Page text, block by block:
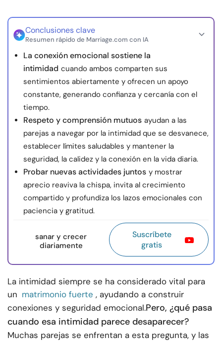
Conclusiones clave
Resumen rápido de Marriage.com con IA
La conexión emocional sostiene la
intimidad cuando ambos comparten sus
sentimientos abiertamente y ofrecen un apoyo
constante, generando confianza y cercanía con el
tiempo.
Respeto y comprensión mutuos ayudan a las
parejas a navegar por la intimidad que se desvanece,
establecer límites saludables y mantener la
seguridad, la calidez y la conexión en la vida diaria.
Probar nuevas actividades juntos y mostrar
aprecio reaviva la chispa, invita al crecimiento
compartido y profundiza los lazos emocionales con
paciencia y gratitud.
sanar y crecer
diariamente
Suscríbete
gratis
La intimidad siempre se ha considerado vital para
un matrimonio fuerte , ayudando a construir
conexiones y seguridad emocional.Pero, ¿qué pasa
cuando esa intimidad parece desaparecer?
Muchas parejas se enfrentan a esta pregunta, y las